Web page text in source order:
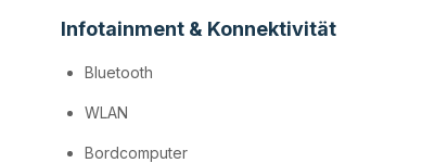
Infotainment & Konnektivität
Bluetooth
WLAN
Bordcomputer